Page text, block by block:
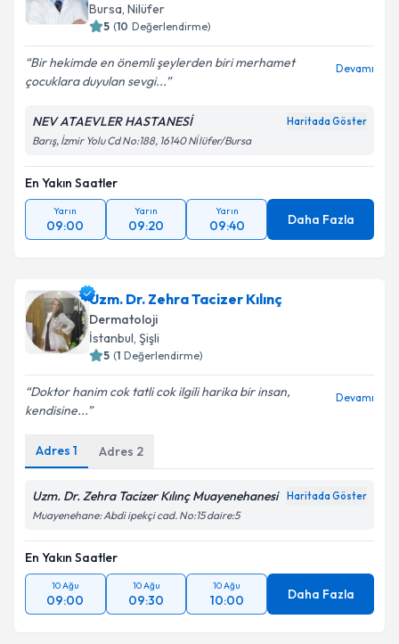
Bursa, Nilüfer
5 (10 Değerlendirme)
Bir hekimde en önemli şeylerden biri merhamet
çocuklara duyulan sevgi...
Devamı
NEV ATAEVLER HASTANESİ Haritada Göster
Barış, İzmir Yolu Cd No:188, 16140 Ni̇lüfer/Bursa
En Yakın Saatler
Yarın
09:00
Yarın
09:20
Yarın
09:40 Daha Fazla
Uzm. Dr. Zehra Tacizer Kılınç
Dermatoloji
İstanbul, Şişli
5 (1 Değerlendirme)
Doktor hanim cok tatli cok ilgili harika bir insan,
kendisine...
Devamı
Adres 1 Adres 2
Uzm. Dr. Zehra Tacizer Kılınç Muayenehanesi Haritada Göster
Muayenehane: Abdi ipekçi cad. No:15 daire:5
En Yakın Saatler
10 Ağu
09:00
10 Ağu
09:30
10 Ağu
10:00 Daha Fazla